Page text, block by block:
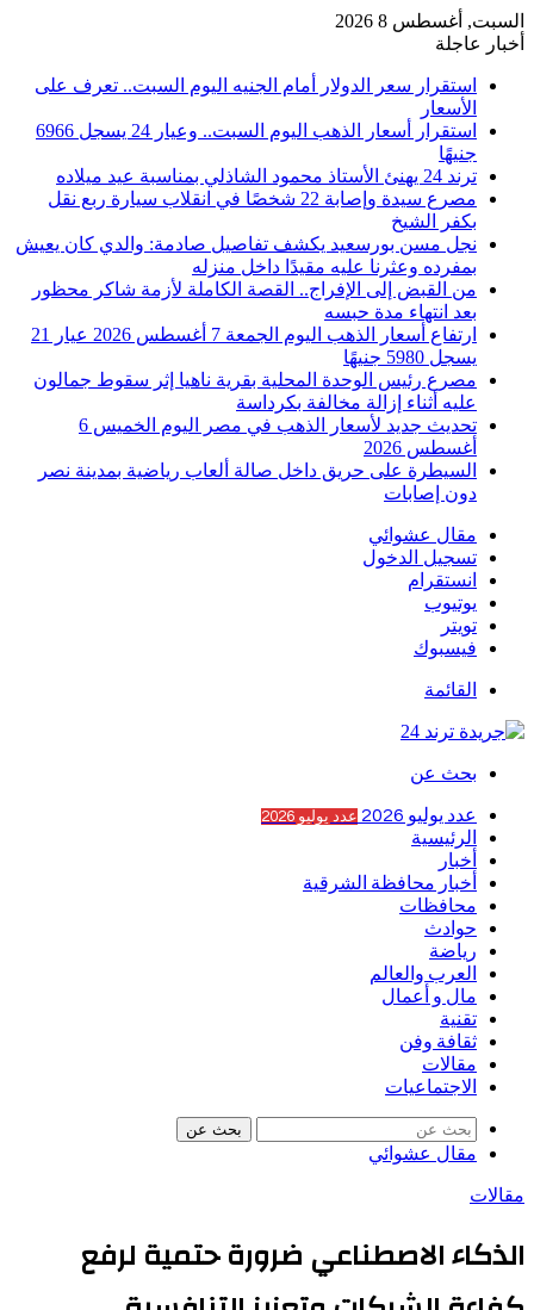
السبت, أغسطس 8 2026
أخبار عاجلة
استقرار سعر الدولار أمام الجنيه اليوم السبت.. تعرف على
الأسعار
استقرار أسعار الذهب اليوم السبت.. وعيار 24 يسجل 6966
جنيهًا
ترند 24 يهنئ الأستاذ محمود الشاذلي بمناسبة عيد ميلاده
مصرع سيدة وإصابة 22 شخصًا في انقلاب سيارة ربع نقل
بكفر الشيخ
نجل مسن بورسعيد يكشف تفاصيل صادمة: والدي كان يعيش
بمفرده وعثرنا عليه مقيدًا داخل منزله
من القبض إلى الإفراج.. القصة الكاملة لأزمة شاكر محظور
بعد انتهاء مدة حبسه
ارتفاع أسعار الذهب اليوم الجمعة 7 أغسطس 2026 عيار 21
يسجل 5980 جنيهًا
مصرع رئيس الوحدة المحلية بقرية ناهيا إثر سقوط جمالون
عليه أثناء إزالة مخالفة بكرداسة
تحديث جديد لأسعار الذهب في مصر اليوم الخميس 6
أغسطس 2026
السيطرة على حريق داخل صالة ألعاب رياضية بمدينة نصر
دون إصابات
مقال عشوائي
تسجيل الدخول
انستقرام
يوتيوب
تويتر
فيسبوك
القائمة
بحث عن
عدد يوليو 2026 عدد يوليو 2026
الرئيسية
أخبار
أخبار محافظة الشرقية
محافظات
حوادث
رياضة
العرب والعالم
مال و أعمال
تقنية
ثقافة وفن
مقالات
الاجتماعيات
بحث عن
مقال عشوائي
مقالات
الذكاء الاصطناعي ضرورة حتمية لرفع